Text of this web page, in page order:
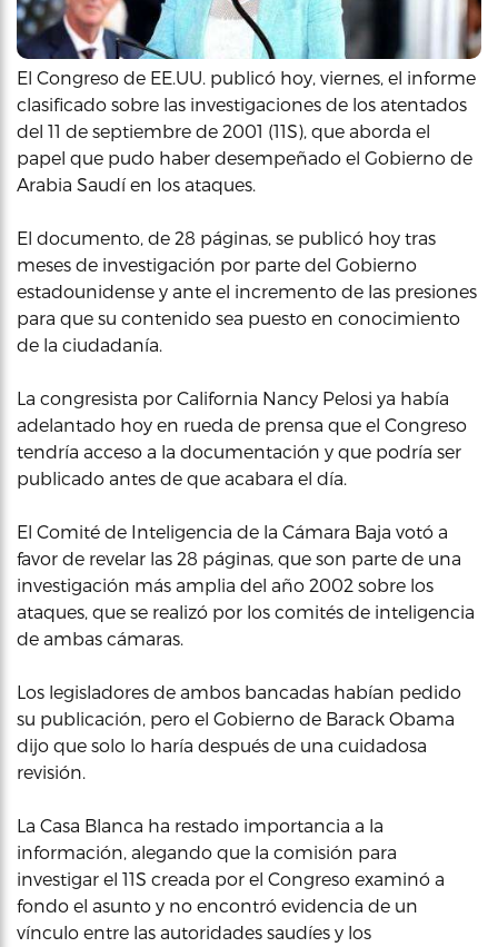
El Congreso de EE.UU. publicó hoy, viernes, el informe
clasificado sobre las investigaciones de los atentados
del 11 de septiembre de 2001 (11S), que aborda el
papel que pudo haber desempeñado el Gobierno de
Arabia Saudí en los ataques.
El documento, de 28 páginas, se publicó hoy tras
meses de investigación por parte del Gobierno
estadounidense y ante el incremento de las presiones
para que su contenido sea puesto en conocimiento
de la ciudadanía.
La congresista por California Nancy Pelosi ya había
adelantado hoy en rueda de prensa que el Congreso
tendría acceso a la documentación y que podría ser
publicado antes de que acabara el día.
El Comité de Inteligencia de la Cámara Baja votó a
favor de revelar las 28 páginas, que son parte de una
investigación más amplia del año 2002 sobre los
ataques, que se realizó por los comités de inteligencia
de ambas cámaras.
Los legisladores de ambos bancadas habían pedido
su publicación, pero el Gobierno de Barack Obama
dijo que solo lo haría después de una cuidadosa
revisión.
La Casa Blanca ha restado importancia a la
información, alegando que la comisión para
investigar el 11S creada por el Congreso examinó a
fondo el asunto y no encontró evidencia de un
vínculo entre las autoridades saudíes y los